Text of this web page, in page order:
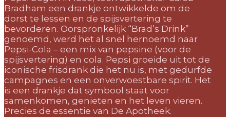
Bradham een drankje ontwikkelde om de
dorst te lessen en de spijsvertering te
bevorderen. Oorspronkelijk “Brad’s Drink”
genoemd, werd het al snel hernoemd naar
Pepsi-Cola – een mix van pepsine (voor de
spijsvertering) en cola. Pepsi groeide uit tot de
iconische frisdrank die het nu is, met gedurfde
campagnes en een onverwoestbare spirit. Het
is een drankje dat symbool staat voor
samenkomen, genieten en het leven vieren.
Precies de essentie van De Apotheek.